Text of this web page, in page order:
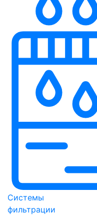
Системы
фильтрации